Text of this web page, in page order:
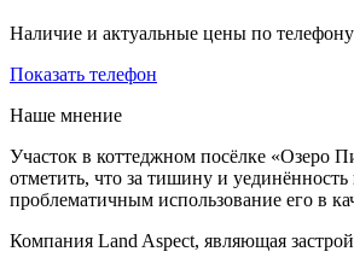
Наличие и актуальные цены по телефону
Показать телефон
Наше мнение
Участок в коттеджном посёлке «Озеро
отметить, что за тишину и
проблематичным использование его в
Компания Land Aspect, являющая